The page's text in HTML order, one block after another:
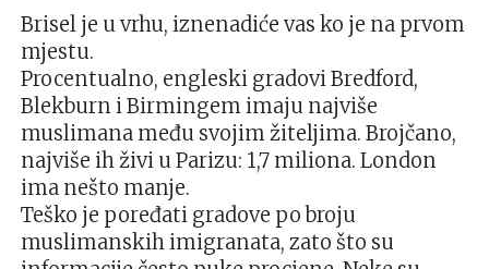
Brisel je u vrhu, iznenadiće vas ko je na prvom
mjestu.
Procentualno, engleski gradovi Bredford,
Blekburn i Birmingem imaju najviše
muslimana među svojim žiteljima. Brojčano,
najviše ih živi u Parizu: 1,7 miliona. London
ima nešto manje.
Teško je poređati gradove po broju
muslimanskih imigranata, zato što su